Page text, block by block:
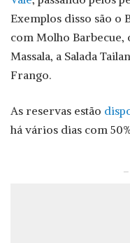
Exemplos disso são o
com Molho Barbecue,
Massala, a Salada
Frango.
As reservas estão
há vários dias com